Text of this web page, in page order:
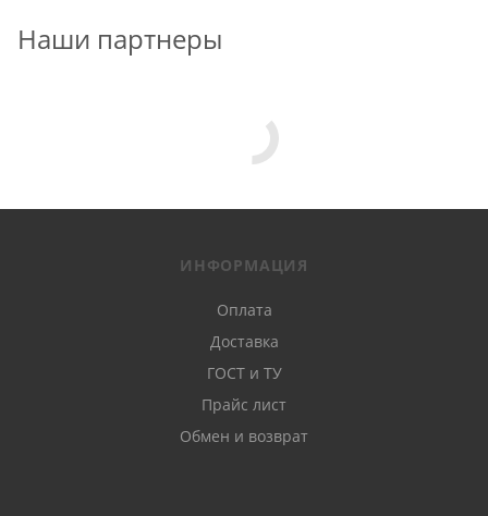
Наши партнеры
ИНФОРМАЦИЯ
Оплата
Доставка
ГОСТ и ТУ
Прайс лист
Обмен и возврат